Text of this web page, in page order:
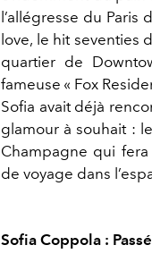
l’allégresse du
love, le hit seventies
quartier de
fameuse « Fox
Sofia avait déjà
glamour à souhait :
Champagne qui
de voyage dans
Sofia Coppola :